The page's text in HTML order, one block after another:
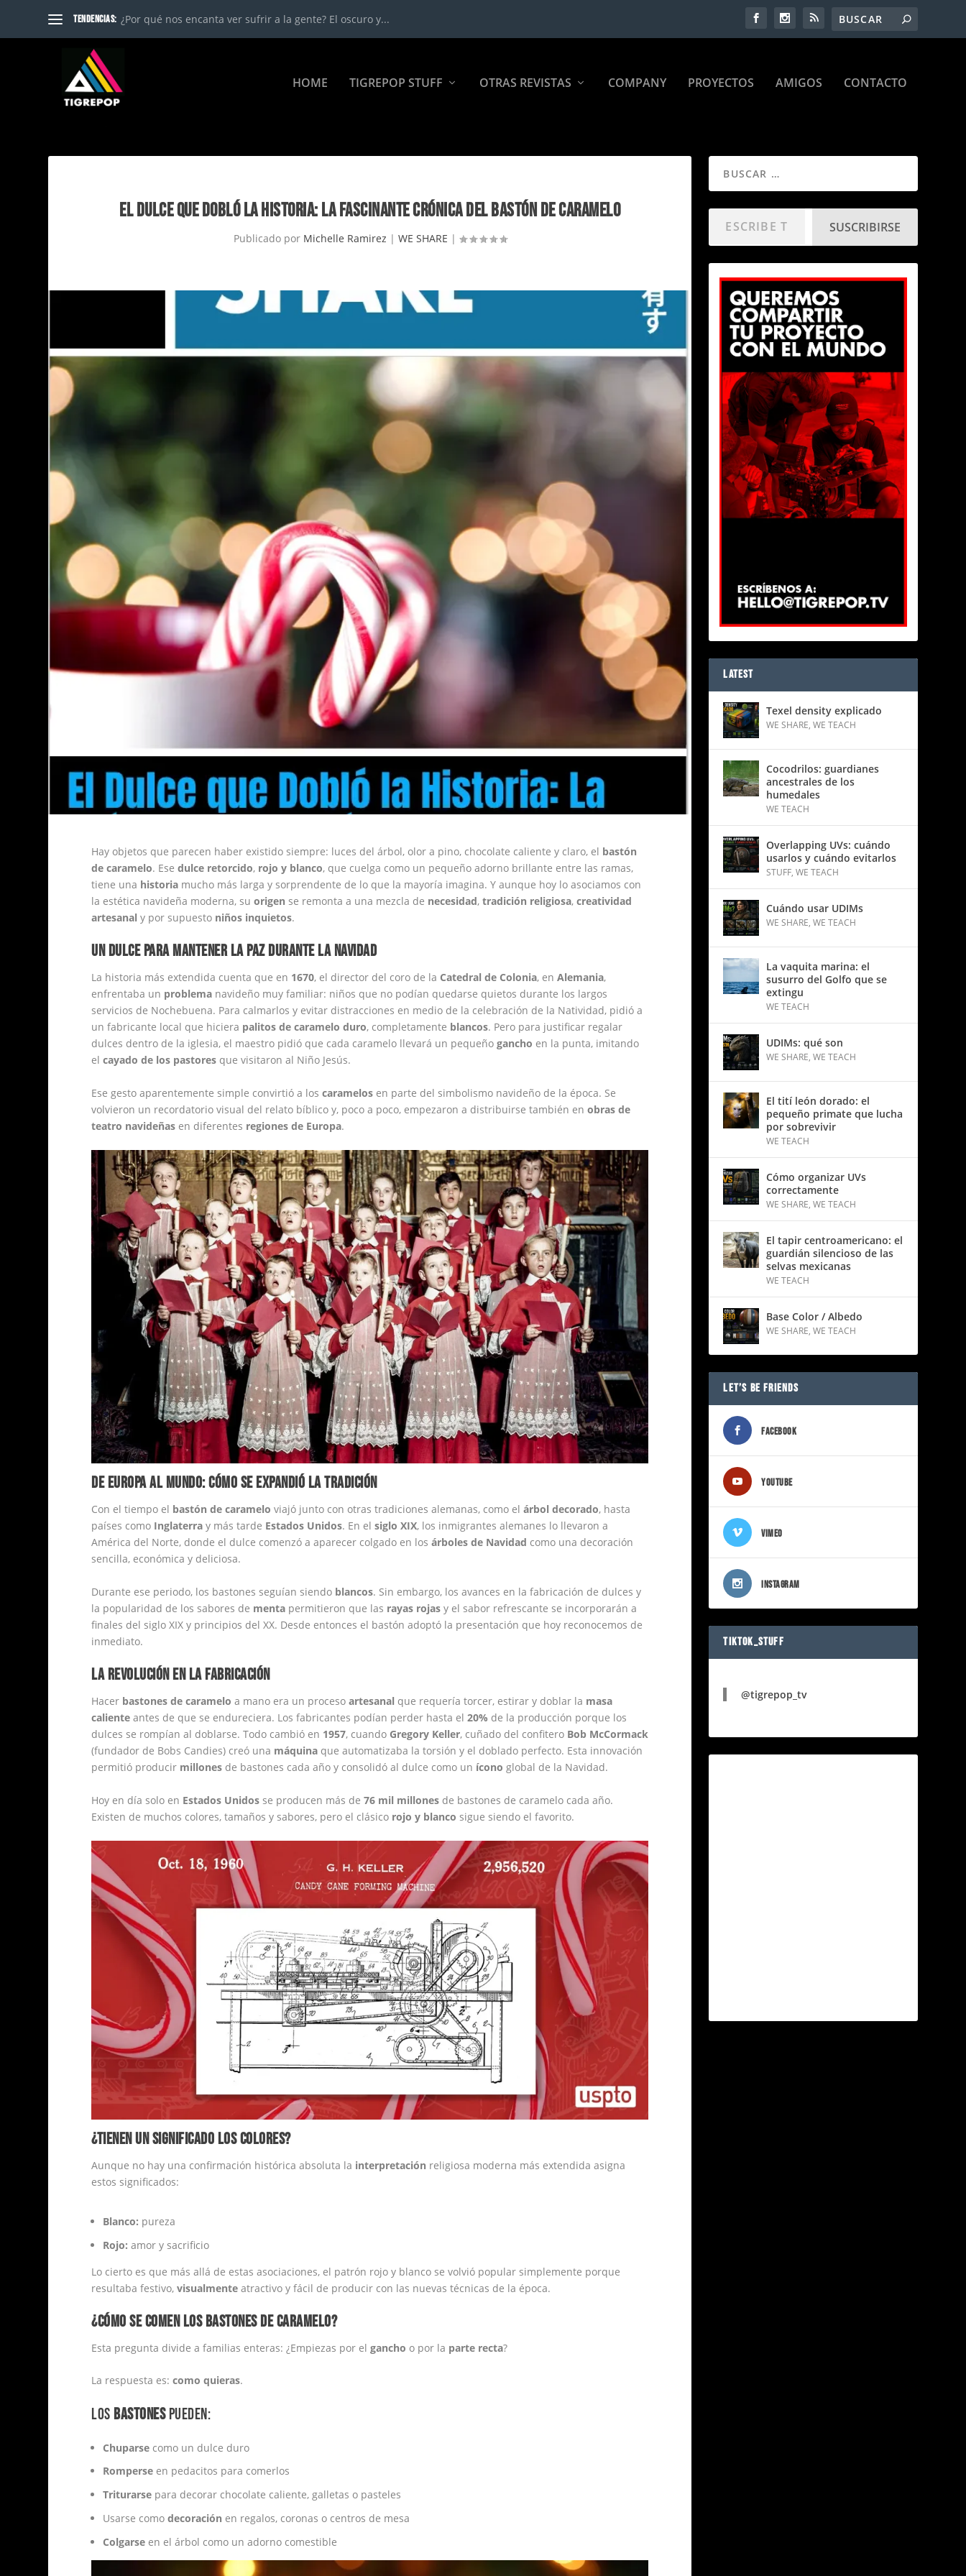
TENDENCIAS: ¿Por qué nos encanta ver sufrir a la gente? El oscuro y...
HOME TIGREPOP STUFF OTRAS REVISTAS COMPANY PROYECTOS AMIGOS CONTACTO
EL DULCE QUE DOBLÓ LA HISTORIA: LA FASCINANTE CRÓNICA DEL BASTÓN DE CARAMELO
Publicado por Michelle Ramirez | WE SHARE |
Hay objetos que parecen haber existido siempre: luces del árbol, olor a pino, chocolate caliente y claro, el bastón
de caramelo. Esedulce retorcido, rojo y blanco, que cuelga como un pequeño adorno brillante entre las ramas,
tiene una historia mucho más larga y sorprendente de lo que la mayoría imagina. Y aunque hoy lo asociamos con
la estética navideña moderna, suorigen se remonta a una mezcla de necesidad,tradición religiosa,creatividad
artesanal y por supuesto niños inquietos.
UN DULCE PARA MANTENER LA PAZ DURANTE LA NAVIDAD
La historia más extendida cuenta que en 1670, el director del coro de la Catedral de Colonia, enAlemania,
enfrentaba un problema navideño muy familiar: niños que no podían quedarse quietos durante los largos
servicios de Nochebuena. Para calmarlos y evitar distracciones en medio de la celebración de la Natividad, pidió a
un fabricante local que hiciera palitos de caramelo duro, completamente blancos. Pero para justificar regalar
dulces dentro de la iglesia, el maestro pidió que cada caramelo llevará un pequeñogancho en la punta, imitando
elcayado de los pastores que visitaron al Niño Jesús.
Ese gesto aparentemente simple convirtió a loscaramelos en parte del simbolismo navideño de la época. Se
volvieron un recordatorio visual del relato bíblico y, poco a poco, empezaron a distribuirse también enobras de
teatro navideñas en diferentes regiones de Europa.
DE EUROPA AL MUNDO: CÓMO SE EXPANDIÓ LA TRADICIÓN
Con el tiempo el bastón de caramelo viajó junto con otras tradiciones alemanas, como elárbol decorado, hasta
países como Inglaterra y más tarde Estados Unidos. En elsiglo XIX, los inmigrantes alemanes lo llevaron a
América del Norte, donde el dulce comenzó a aparecer colgado en losárboles de Navidad como una decoración
sencilla, económica y deliciosa.
Durante ese periodo, los bastones seguían siendo blancos. Sin embargo, los avances en la fabricación de dulces y
la popularidad de los sabores de menta permitieron que las rayas rojas y el sabor refrescante se incorporarán a
finales del siglo XIX y principios del XX. Desde entonces el bastón adoptó la presentación que hoy reconocemos de
inmediato.
LA REVOLUCIÓN EN LA FABRICACIÓN
Hacer bastones de caramelo a mano era un procesoartesanal que requería torcer, estirar y doblar la masa
caliente antes de que se endureciera. Los fabricantes podían perder hasta el20% de la producción porque los
dulces se rompían al doblarse. Todo cambió en 1957, cuando Gregory Keller, cuñado del confitero Bob McCormack
(fundador de Bobs Candies) creó una máquina que automatizaba la torsión y el doblado perfecto. Esta innovación
permitió producir millones de bastones cada año y consolidó al dulce como un íconoglobal de la Navidad.
Hoy en día solo en Estados Unidos se producen más de76 mil millones de bastones de caramelo cada año.
Existen de muchos colores, tamaños y sabores, pero el clásico rojo y blanco sigue siendo el favorito.
¿TIENEN UN SIGNIFICADO LOS COLORES?
Aunque no hay una confirmación histórica absoluta la interpretación religiosa moderna más extendida asigna
estos significados:
Blanco: pureza
Rojo: amor y sacrificio
Lo cierto es que más allá de estas asociaciones, el patrón rojo y blanco se volvió popular simplemente porque
resultaba festivo,visualmente atractivo y fácil de producir con las nuevas técnicas de la época.
¿CÓMO SE COMEN LOS BASTONES DE CARAMELO?
Esta pregunta divide a familias enteras: ¿Empiezas por elgancho o por la parte recta?
La respuesta es:como quieras.
LOS BASTONESPUEDEN:
Chuparse como un dulce duro
Romperse en pedacitos para comerlos
Triturarse para decorar chocolate caliente, galletas o pasteles
Usarse comodecoración en regalos, coronas o centros de mesa
Colgarse en el árbol como un adorno comestible
SUSCRIBIRSE
LATEST
Texel density explicado
WE SHARE,WE TEACH
Cocodrilos: guardianes
ancestrales de los
humedales
WE TEACH
Overlapping UVs: cuándo
usarlos y cuándo evitarlos
STUFF,WE TEACH
Cuándo usar UDIMs
WE SHARE,WE TEACH
La vaquita marina: el
susurro del Golfo que se
extingu
WE TEACH
UDIMs: qué son
WE SHARE,WE TEACH
El tití león dorado: el
pequeño primate que lucha
por sobrevivir
WE TEACH
Cómo organizar UVs
correctamente
WE SHARE,WE TEACH
El tapir centroamericano: el
guardián silencioso de las
selvas mexicanas
WE TEACH
Base Color / Albedo
WE SHARE,WE TEACH
LET’S BE FRIENDS
FACEBOOK
YOUTUBE
VIMEO
INSTAGRAM
TIKTOK_STUFF
@tigrepop_tv